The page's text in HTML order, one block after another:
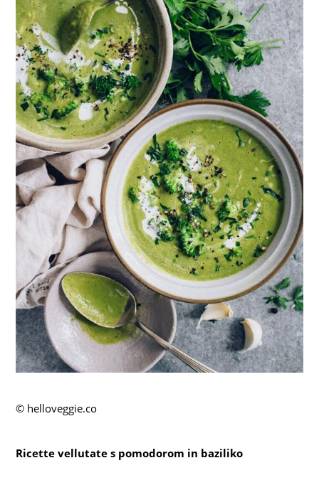
© helloveggie.co
Ricette vellutate s pomodorom in baziliko